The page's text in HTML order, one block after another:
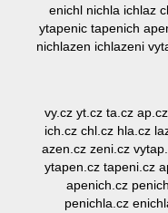
enichl nichla ichlaz
ytapenic tapenich
nichlazen ichlazeni
vy.cz yt.cz ta.cz
ich.cz chl.cz hla.cz
azen.cz zeni.cz
ytapen.cz tapeni.cz
apenich.cz
penichla.cz